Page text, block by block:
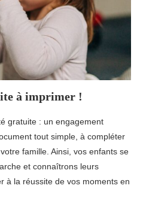
à imprimer !
gratuite : un engagement
tout simple, à compléter
famille. Ainsi, vos enfants se
et connaîtrons leurs
à la réussite de vos moments en